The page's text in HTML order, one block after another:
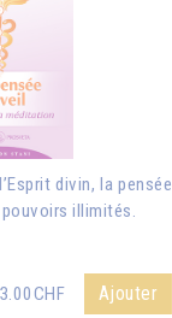
divin, la pensée
pouvoirs illimités.
Ajouter